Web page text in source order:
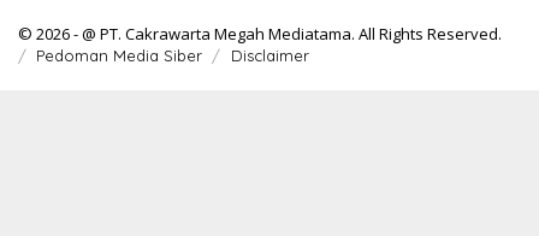
© 2026 - @ PT. Cakrawarta Megah Mediatama. All Rights Reserved.
Pedoman Media Siber Disclaimer